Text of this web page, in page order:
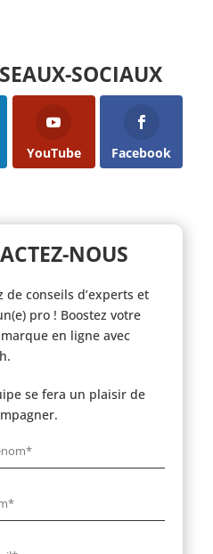
SOCIAUX
YouTube Facebook
NOUS
de conseils d’experts et
pro ! Boostez votre
en ligne avec
se fera un plaisir de